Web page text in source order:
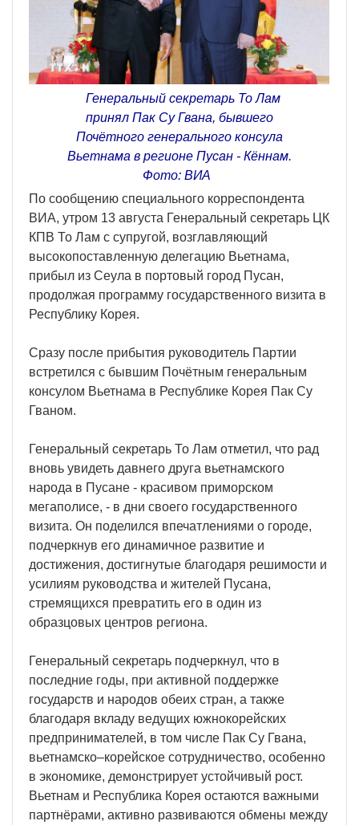
Генеральный секретарь То Лам
принял Пак Су Гвана, бывшего
Почётного генерального консула
Вьетнама в регионе Пусан - Кённам.
Фото: ВИА
По сообщению специального корреспондента
ВИА, утром 13 августа Генеральный секретарь ЦК
КПВ То Лам с супругой, возглавляющий
высокопоставленную делегацию Вьетнама,
прибыл из Сеула в портовый город Пусан,
продолжая программу государственного визита в
Республику Корея.
Сразу после прибытия руководитель Партии
встретился с бывшим Почётным генеральным
консулом Вьетнама в Республике Корея Пак Су
Гваном.
Генеральный секретарь То Лам отметил, что рад
вновь увидеть давнего друга вьетнамского
народа в Пусане - красивом приморском
мегаполисе, - в дни своего государственного
визита. Он поделился впечатлениями о городе,
подчеркнув его динамичное развитие и
достижения, достигнутые благодаря решимости и
усилиям руководства и жителей Пусана,
стремящихся превратить его в один из
образцовых центров региона.
Генеральный секретарь подчеркнул, что в
последние годы, при активной поддержке
государств и народов обеих стран, а также
благодаря вкладу ведущих южнокорейских
предпринимателей, в том числе Пак Су Гвана,
вьетнамско–корейское сотрудничество, особенно
в экономике, демонстрирует устойчивый рост.
Вьетнам и Республика Корея остаются важными
партнёрами, активно развиваются обмены между